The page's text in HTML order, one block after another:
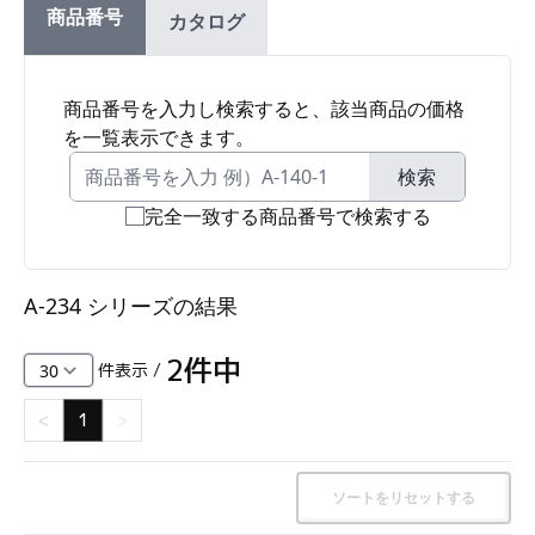
ファスナー・ラッチ錠・キャッチ・錠前装置・周
辺機器
電気錠・インターロック
L・LE
S
キャスター・アジャスター・スライドレール・モ
K・KC
断熱・ライト・ラック
FD・FE
商品番号 カタログ
商品番号を入力し検索すると、該当商品の価格
を一覧表示できます。
検索
完全一致する商品番号で検索する
A-234 シリーズの結果
件表示 / 2件中
< 1 >
ソートをリセットする